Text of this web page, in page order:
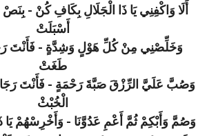
أَلَا وَاكْفِنِي يَا ذَا الْجَلَالِ بِكَافِ كُنْ -
أَسْبَلَتْ
وَخَلِّصْنِي مِنْ كُلِّ هَوْلٍ وَشِدَّةٍ - فَأَنْتَ
طَغَتْ
وَصُبَّ عَلَيَّ الرِّزْقَ صَبَّةَ رَحْمَةٍ - فَأَنْتَ
الْخُبْثْ
وَصُمَّ وَأَبْكِمْ ثُمَّ أَعْمِ عَدُوَّنَا - وَأَخْرِسْهُمْ يَا